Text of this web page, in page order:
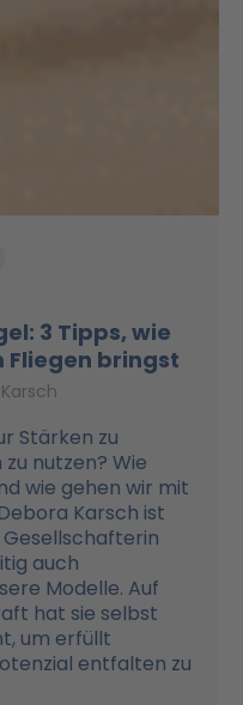
3 Tipps, wie
Fliegen bringst
Stärken zu
nutzen? Wie
wie gehen wir mit
Karsch ist
auch
Modelle. Auf
hat sie selbst
um erfüllt
entfalten zu